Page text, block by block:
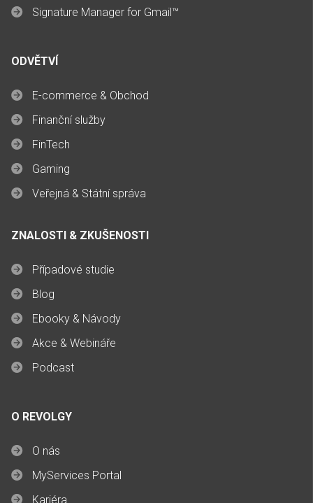
Signature Manager for Gmail™
ODVĚTVÍ
E-commerce & Obchod
Finanční služby
FinTech
Gaming
Veřejná & Státní správa
ZNALOSTI & ZKUŠENOSTI
Případové studie
Blog
Ebooky & Návody
Akce & Webináře
Podcast
O REVOLGY
O nás
MyServices Portal
Kariéra